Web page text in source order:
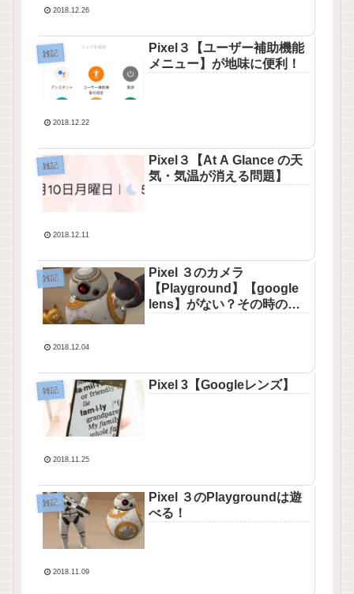
2018.12.26
雑記
Pixel３【ユーザー補助機能
メニュー】が地味に便利！
2018.12.22
雑記
Pixel３【At A Glance の天
気・気温が消える問題】
2018.12.11
雑記
Pixel ３のカメラ
【Playground】【google
lens】がない？その時の対
2018.12.04
雑記 Pixel 3【Googleレンズ】
2018.11.25
雑記
Pixel ３のPlaygroundは遊
べる！
2018.11.09